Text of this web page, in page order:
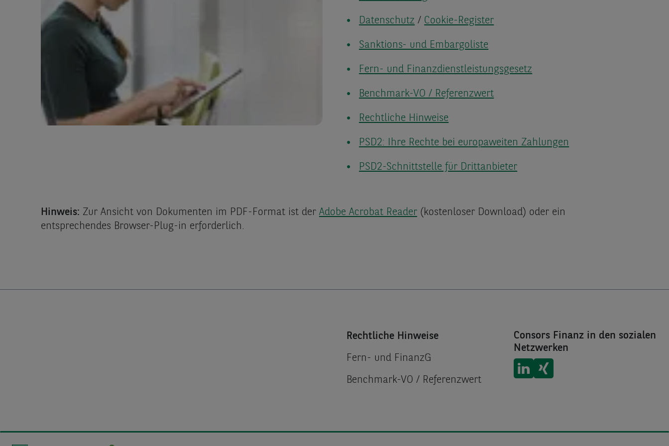
Datenschutz / Cookie-Register
Sanktions- und Embargoliste
Fern- und Finanzdienstleistungsgesetz
Benchmark-VO / Referenzwert
Rechtliche Hinweise
PSD2: Ihre Rechte bei europaweiten Zahlungen
PSD2-Schnittstelle für Drittanbieter
Hinweis: Zur Ansicht von Dokumenten im PDF-Format ist der Adobe Acrobat Reader (kostenloser Download) oder ein
entsprechendes Browser-Plug-in erforderlich.
Rechtliche Hinweise
Fern- und FinanzG
Benchmark-VO / Referenzwert
Consors Finanz in den sozialen
Netzwerken
Consors Finanz auf
Consors Finanz auf